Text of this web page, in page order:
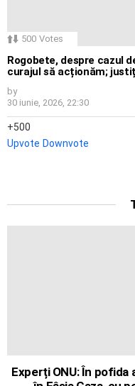
500 Votes
Rogobete, despre cazul
curajul să acționăm;
by
30 iunie, 2026, 22:30
500
Upvote Downvote
Experți ONU: În pofida